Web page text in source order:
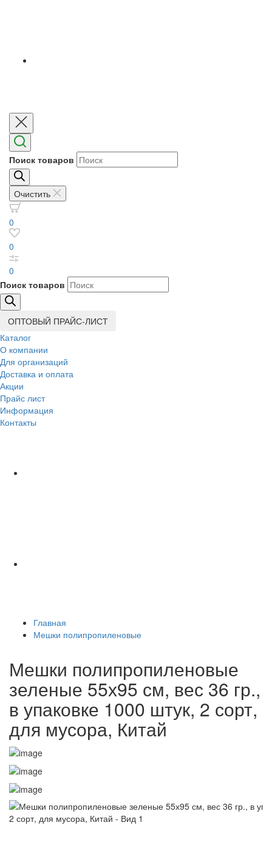
Поиск товаров
Очистить
0
0
0
Поиск товаров
ОПТОВЫЙ ПРАЙС-ЛИСТ
Каталог
О компании
Для организаций
Доставка и оплата
Акции
Прайс лист
Информация
Контакты
Главная
Мешки полипропиленовые
Мешки полипропиленовые
зеленые 55х95 см, вес 36 гр.,
в упаковке 1000 штук, 2 сорт,
для мусора, Китай